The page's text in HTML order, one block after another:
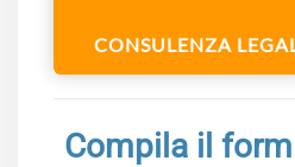
CONSULENZA
Compila il